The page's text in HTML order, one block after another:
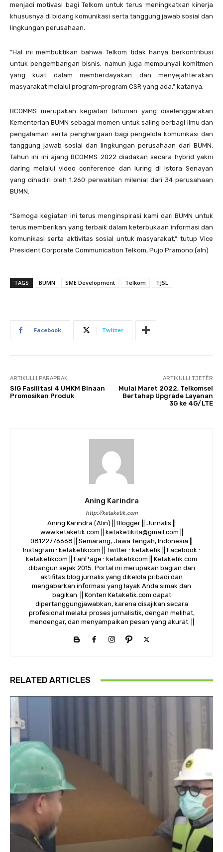
menjadi motivasi bagi Telkom untuk terus meningkatkan kinerja
khususnya di bidang komunikasi serta tanggung jawab sosial dan
lingkungan perusahaan.
“Hal ini membuktikan bahwa Telkom tidak hanya berkontribusi
untuk pengembangan bisnis, namun juga mempunyai komitmen
yang kuat dalam memberdayakan dan menyejahterakan
masyarakat melalui program-program CSR yang ada,” katanya.
BCOMMS merupakan kegiatan tahunan yang diselenggarakan
Kementerian BUMN sebagai momen untuk saling berbagi ilmu dan
pengalaman serta penghargaan bagi pengelola komunikasi dan
tanggung jawab sosial dan lingkungan perusahaan dari BUMN.
Tahun ini ini ajang BCOMMS 2022 diadakan secara hybrid yakni
daring melalui video conference dan luring di Istora Senayan
yang dihadiri oleh 1.260 perwakilan milenial dari 34 perusahaan
BUMN.
“Semoga kegiatan ini terus menginspirasi kami dari BUMN untuk
terus memberikan yang terbaik dalam keterbukaan informasi dan
komunikasi serta aktivitas sosial untuk masyarakat,” tutup Vice
President Corporate Communication Telkom, Pujo Pramono.(aln)
TAGS BUMN SME Development Telkom TJSL
Facebook Twitter
ARTIKULLI PARAPRAK
SIG Fasilitasi 4 UMKM Binaan
Promosikan Produk
ARTIKULLI TJETËR
Mulai Maret 2022, Telkomsel
Bertahap Upgrade Layanan
3G ke 4G/LTE
Aning Karindra
http://ketaketik.com
Aning Karindra (Alin) || Blogger || Jurnalis ||
www.ketaketik.com || ketaketikita@gmail.com ||
08122776668 || Semarang, Jawa Tengah, Indonesia ||
Instagram : ketaketikcom || Twitter : ketaketik || Facebook :
ketaketikcom || FanPage : ketaketikcom || Ketaketik.com
dibangun sejak 2015. Portal ini merupakan bagian dari
aktifitas blog jurnalis yang dikelola pribadi dan
mengabarkan informasi yang layak Anda simak dan
bagikan. || Konten Ketaketik.com dapat
dipertanggungjawabkan, karena disajikan secara
profesional melalui proses jurnalistik, dengan melihat,
mendengar, dan menyampaikan pesan yang akurat. ||
RELATED ARTICLES